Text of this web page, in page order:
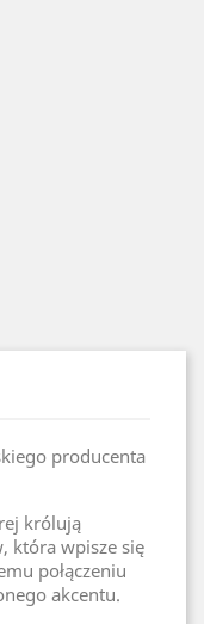
producenta
królują
która wpisze się
połączeniu
akcentu.